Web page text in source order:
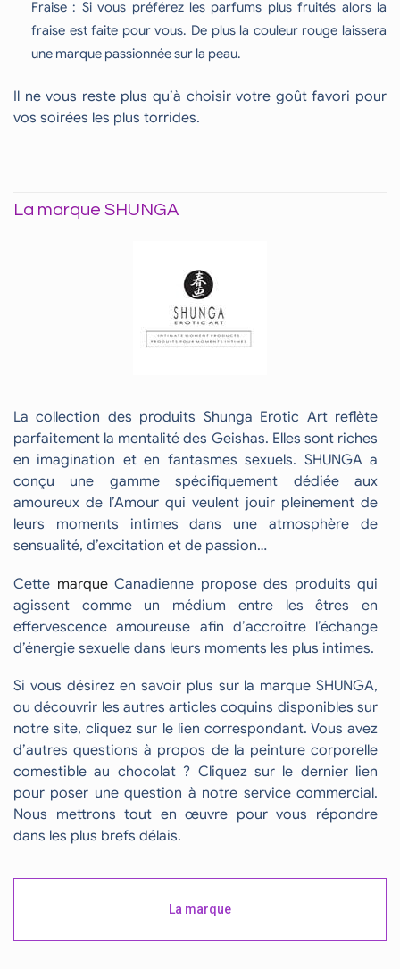
Fraise : Si vous préférez les parfums plus fruités alors la
fraise est faite pour vous. De plus la couleur rouge laissera
une marque passionnée sur la peau.
Il ne vous reste plus qu’à choisir votre goût favori pour
vos soirées les plus torrides.
La marque SHUNGA
La collection des produits Shunga Erotic Art reflète
parfaitement la mentalité des Geishas. Elles sont riches
en imagination et en fantasmes sexuels. SHUNGA a
conçu une gamme spécifiquement dédiée aux
amoureux de l’Amour qui veulent jouir pleinement de
leurs moments intimes dans une atmosphère de
sensualité, d’excitation et de passion…
Cette marqueCanadienne propose des produits qui
agissent comme un médium entre les êtres en
effervescence amoureuse afin d’accroître l’échange
d’énergie sexuelle dans leurs moments les plus intimes.
Si vous désirez en savoir plus sur la marque SHUNGA,
ou découvrir les autres articles coquins disponibles sur
notre site, cliquez sur le lien correspondant. Vous avez
d’autres questions à propos de la peinture corporelle
comestible au chocolat ? Cliquez sur le dernier lien
pour poser une question à notre service commercial.
Nous mettrons tout en œuvre pour vous répondre
dans les plus brefs délais.
La marque